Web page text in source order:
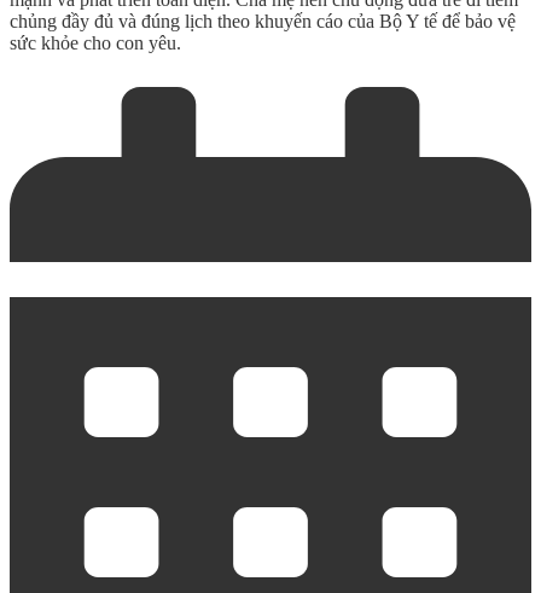
chủng đầy đủ và đúng lịch theo khuyến cáo của Bộ Y tế để bảo vệ
sức khỏe cho con yêu.